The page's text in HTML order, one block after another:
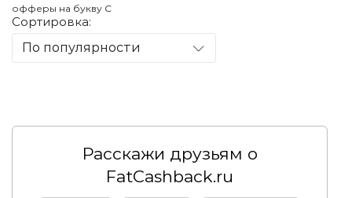
офферы на букву С
Сортировка:
По популярности
Расскажи друзьям о
FatCashback.ru